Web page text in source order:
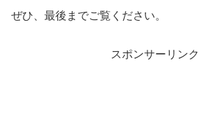
ぜひ、最後までご覧ください。
スポンサーリンク